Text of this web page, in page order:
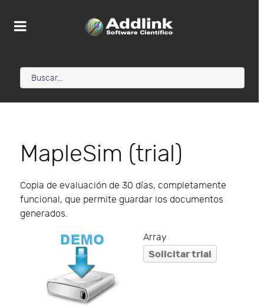
MapleSim (trial)
Copia de evaluación de 30 días, completamente
funcional, que permite guardar los documentos
generados.
Array
Solicitar trial